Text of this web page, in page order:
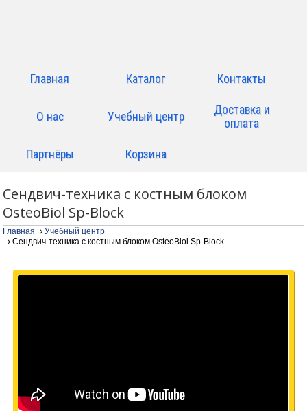
Главная Каталог Контакты
О нас Учебный центр
Доставка и
оплата
Партнёры Корзина
Сендвич-техника с костным блоком
OsteoBiol Sp-Block
Главная
Учебный центр
Сендвич-техника с костным блоком OsteoBiol Sp-Block